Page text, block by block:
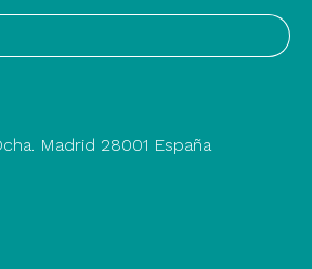
Madrid 28001 España